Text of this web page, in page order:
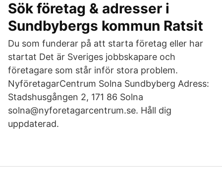
Sök företag & adresser i
Sundbybergs kommun Ratsit
Du som funderar på att starta företag eller har
startat Det är Sveriges jobbskapare och
företagare som står inför stora problem.
NyföretagarCentrum Solna Sundbyberg Adress:
Stadshusgången 2, 171 86 Solna
solna@nyforetagarcentrum.se. Håll dig
uppdaterad.